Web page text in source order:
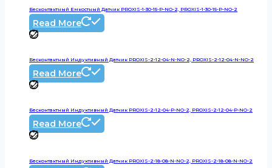
Бесконтактный Емкостный Датчик PROXIS-1-30-15-P-NO-2, PROXIS-1-30-15-P-NO-2
Read More
Бесконтактный Индуктивный Датчик PROXIS-2-12-04-N-NO-2, PROXIS-2-12-04-N-NO-2
Read More
Бесконтактный Индуктивный Датчик PROXIS-2-12-04-P-NO-2, PROXIS-2-12-04-P-NO-2
Read More
Бесконтактный Индуктивный Датчик PROXIS-2-18-08-N-NO-2, PROXIS-2-18-08-N-NO-2